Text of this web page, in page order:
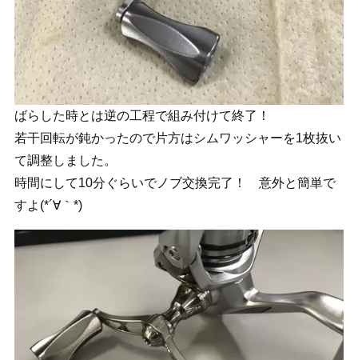
ばらした時とは逆の工程で組み付けて終了！
若干回転が鈍かったので片方はシムワッシャーを1枚抜い
て調整しました。
時間にして10分ぐらいでノブ交換完了！ 意外と簡単で
すよ(*´∀｀*)